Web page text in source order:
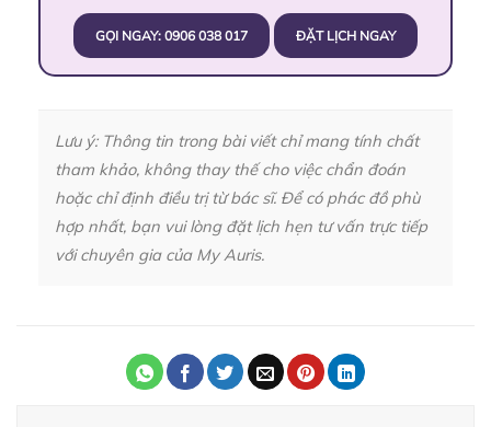
GỌI NGAY: 0906 038 017 ĐẶT LỊCH NGAY
Lưu ý: Thông tin trong bài viết chỉ mang tính chất
tham khảo, không thay thế cho việc chẩn đoán
hoặc chỉ định điều trị từ bác sĩ. Để có phác đồ phù
hợp nhất, bạn vui lòng đặt lịch hẹn tư vấn trực tiếp
với chuyên gia của My Auris.